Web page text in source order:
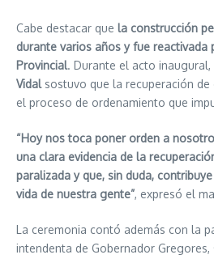
Cabe destacar que la construcción
durante varios años y fue reactivada
Provincial. Durante el acto
Vidalsostuvo que la recuperación de
el proceso de ordenamiento que
“Hoy nos toca poner orden a
una clara evidencia de la
paralizada y que, sin duda,
vida de nuestra gente”, expresó el
La ceremonia contó además con la
intendenta de Gobernador Gregores,